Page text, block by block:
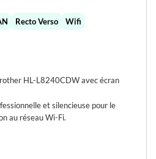
Recto Verso Wifi
HL-L8240CDW avec écran
et silencieuse pour le
au réseau Wi-Fi.